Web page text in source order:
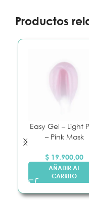
Productos
Easy Gel – Light
– Pink Mask
$ 19.900,00
AÑADIR AL
CARRITO